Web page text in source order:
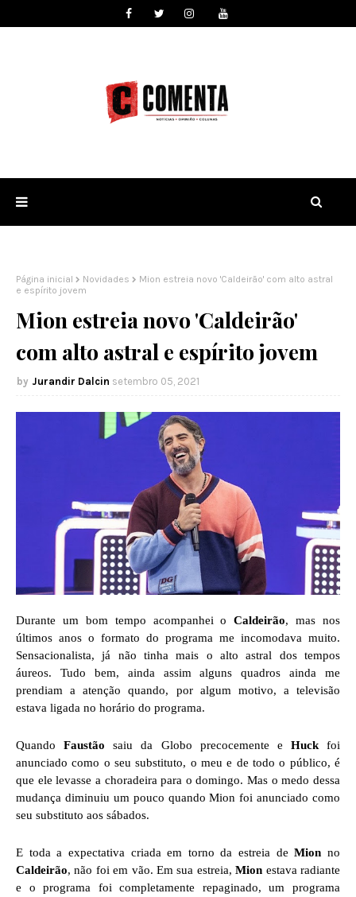
Página inicial Novidades
Mion estreia novo 'Caldeirão' com alto astral
e espírito jovem
Mion estreia novo 'Caldeirão'
com alto astral e espírito jovem
Jurandir Dalcin setembro 05, 2021
Durante um bom tempo acompanhei oCaldeirão, mas nos
últimos anos o formato do programa me incomodava muito.
Sensacionalista, já não tinha mais o alto astral dos tempos
áureos. Tudo bem, ainda assim alguns quadros ainda me
prendiam a atenção quando, por algum motivo, a televisão
estava ligada no horário do programa.
QuandoFaustãosaiu da Globo precocemente e Huck foi
anunciado como o seu substituto, o meu e de todo o público, é
que ele levasse a choradeira para o domingo. Mas o medo dessa
mudança diminuiu um pouco quando Mion foi anunciado como
seu substituto aos sábados.
E toda a expectativa criada em torno da estreia deMionno
Caldeirão, não foi em vão. Em sua estreia,Mion estava radiante
e o programa foi completamente repaginado, um programa